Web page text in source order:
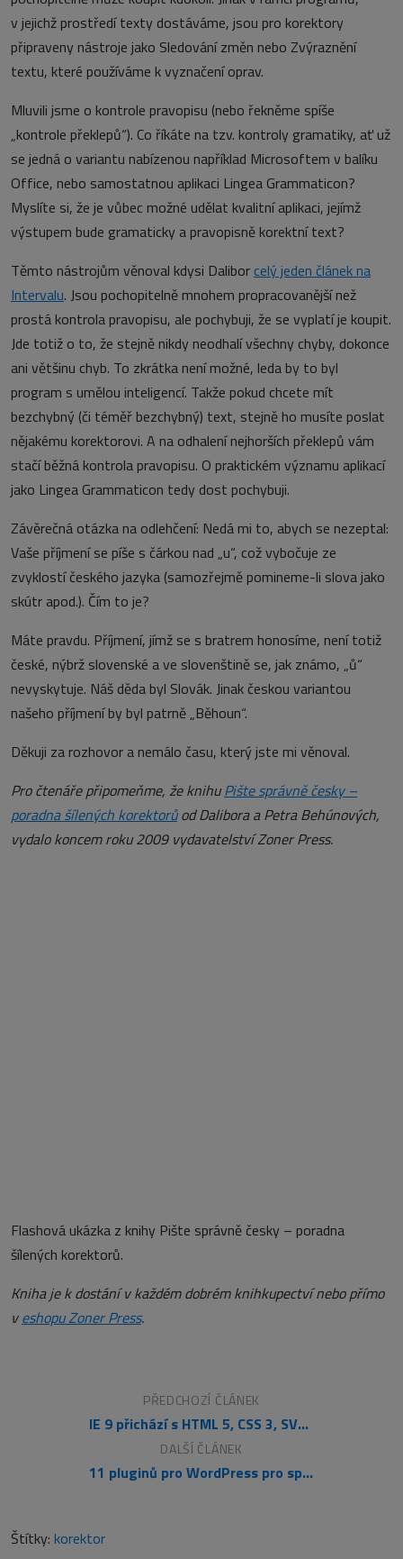
v jejichž prostředí texty dostáváme, jsou pro korektory
připraveny nástroje jako Sledování změn nebo Zvýraznění
textu, které používáme k vyznačení oprav.
Mluvili jsme o kontrole pravopisu (nebo řekněme spíše
„kontrole překlepů“). Co říkáte na tzv. kontroly gramatiky, ať už
se jedná o variantu nabízenou například Microsoftem v balíku
Office, nebo samostatnou aplikaci Lingea Grammaticon?
Myslíte si, že je vůbec možné udělat kvalitní aplikaci, jejímž
výstupem bude gramaticky a pravopisně korektní text?
Těmto nástrojům věnoval kdysi Dalibor celý jeden článek na
Intervalu. Jsou pochopitelně mnohem propracovanější než
prostá kontrola pravopisu, ale pochybuji, že se vyplatí je koupit.
Jde totiž o to, že stejně nikdy neodhalí všechny chyby, dokonce
ani většinu chyb. To zkrátka není možné, leda by to byl
program s umělou inteligencí. Takže pokud chcete mít
bezchybný (či téměř bezchybný) text, stejně ho musíte poslat
nějakému korektorovi. A na odhalení nejhorších překlepů vám
stačí běžná kontrola pravopisu. O praktickém významu aplikací
jako Lingea Grammaticon tedy dost pochybuji.
Závěrečná otázka na odlehčení: Nedá mi to, abych se nezeptal:
Vaše příjmení se píše s čárkou nad „u“, což vybočuje ze
zvyklostí českého jazyka (samozřejmě pomineme-li slova jako
skútr apod.). Čím to je?
Máte pravdu. Příjmení, jímž se s bratrem honosíme, není totiž
české, nýbrž slovenské a ve slovenštině se, jak známo, „ů“
nevyskytuje. Náš děda byl Slovák. Jinak českou variantou
našeho příjmení by byl patrně „Běhoun“.
Děkuji za rozhovor a nemálo času, který jste mi věnoval.
Pro čtenáře připomeňme, že knihuPište správně česky –
poradna šílených korektorůod Dalibora a Petra Behúnových,
vydalo koncem roku 2009 vydavatelství Zoner Press.
Flashová ukázka z knihy Pište správně česky – poradna
šílených korektorů.
Kniha je k dostání v každém dobrém knihkupectví nebo přímo
veshopu Zoner Press.
PŘEDCHOZÍ ČLÁNEK
IE 9 přichází s HTML 5, CSS 3, SVG, rychlejším JavaScriptem...
DALŠÍ ČLÁNEK
11 pluginů pro WordPress pro správu reklamních kampaní
Štítky: korektor